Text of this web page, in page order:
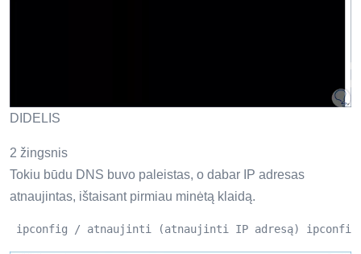
DIDELIS
2 žingsnis
Tokiu būdu DNS buvo paleistas, o dabar IP adresas
atnaujintas, ištaisant pirmiau minėtą klaidą.
ipconfig / atnaujinti (atnaujinti IP adresą) ipconfig